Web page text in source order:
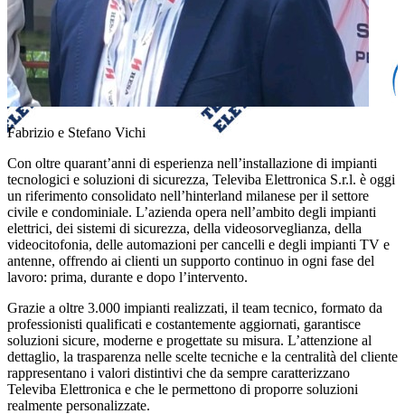
Fabrizio e Stefano Vichi
Con oltre quarant’anni di esperienza nell’installazione di impianti
tecnologici e soluzioni di sicurezza, Televiba Elettronica S.r.l. è oggi
un riferimento consolidato nell’hinterland milanese per il settore
civile e condominiale. L’azienda opera nell’ambito degli impianti
elettrici, dei sistemi di sicurezza, della videosorveglianza, della
videocitofonia, delle automazioni per cancelli e degli impianti TV e
antenne, offrendo ai clienti un supporto continuo in ogni fase del
lavoro: prima, durante e dopo l’intervento.
Grazie a oltre 3.000 impianti realizzati, il team tecnico, formato da
professionisti qualificati e costantemente aggiornati, garantisce
soluzioni sicure, moderne e progettate su misura. L’attenzione al
dettaglio, la trasparenza nelle scelte tecniche e la centralità del cliente
rappresentano i valori distintivi che da sempre caratterizzano
Televiba Elettronica e che le permettono di proporre soluzioni
realmente personalizzate.